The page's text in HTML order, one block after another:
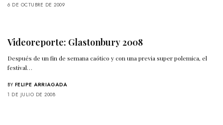
6 DE OCTUBRE DE 2009
Videoreporte: Glastonbury 2008
Después de un fin de semana caótico y con una previa super polemica, el
festival…
BY FELIPE ARRIAGADA
1 DE JULIO DE 2008